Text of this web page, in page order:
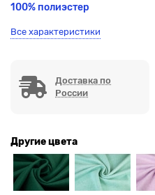
100% полиэстер
Все характеристики
Доставка по
России
Другие цвета